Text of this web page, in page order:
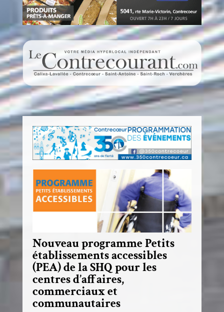
Nouveau programme Petits
établissements accessibles
(PEA) de la SHQ pour les
centres d’affaires,
commerciaux et
communautaires